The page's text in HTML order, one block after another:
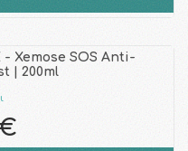
- Xemose SOS Anti-
| 200ml